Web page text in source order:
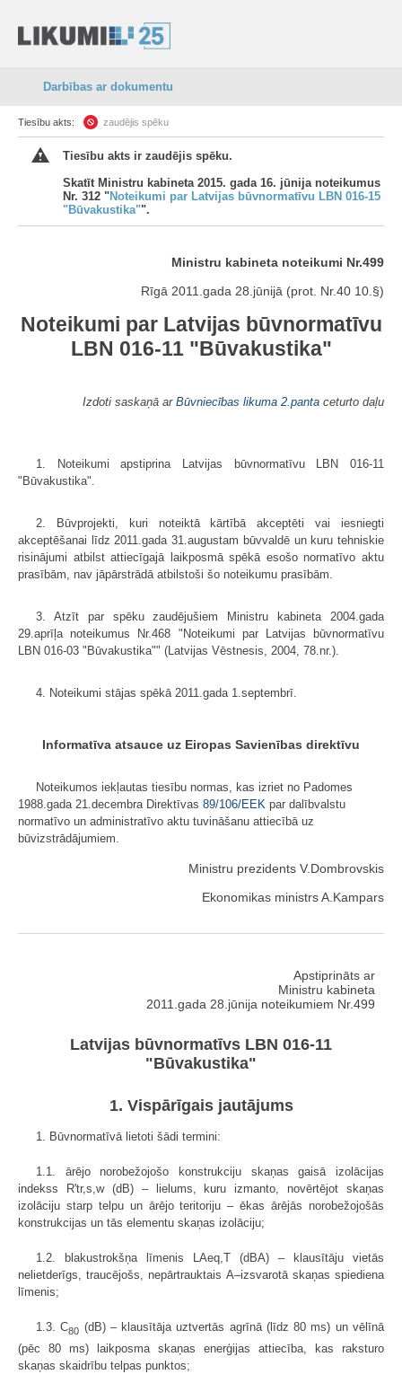
Darbības ar dokumentu
Tiesību akts: zaudējis spēku
Tiesību akts ir zaudējis spēku.
Skatīt Ministru kabineta 2015. gada 16. jūnija noteikumus
Nr. 312 "Noteikumi par Latvijas būvnormatīvu LBN 016-15
"Būvakustika"".
Ministru kabineta noteikumi Nr.499
Rīgā 2011.gada 28.jūnijā (prot. Nr.40 10.§)
Noteikumi par Latvijas būvnormatīvu
LBN 016-11 "Būvakustika"
Izdoti saskaņā ar Būvniecības likuma 2.panta ceturto daļu
1. Noteikumi apstiprina Latvijas būvnormatīvu LBN 016-11
"Būvakustika".
2. Būvprojekti, kuri noteiktā kārtībā akceptēti vai iesniegti
akceptēšanai līdz 2011.gada 31.augustam būvvaldē un kuru tehniskie
risinājumi atbilst attiecīgajā laikposmā spēkā esošo normatīvo aktu
prasībām, nav jāpārstrādā atbilstoši šo noteikumu prasībām.
3. Atzīt par spēku zaudējušiem Ministru kabineta 2004.gada
29.aprīļa noteikumus Nr.468 "Noteikumi par Latvijas būvnormatīvu
LBN 016-03 "Būvakustika"" (Latvijas Vēstnesis, 2004, 78.nr.).
4. Noteikumi stājas spēkā 2011.gada 1.septembrī.
Informatīva atsauce uz Eiropas Savienības direktīvu
Noteikumos iekļautas tiesību normas, kas izriet no Padomes
1988.gada 21.decembra Direktīvas 89/106/EEK par dalībvalstu
normatīvo un administratīvo aktu tuvināšanu attiecībā uz
būvizstrādājumiem.
Ministru prezidents V.Dombrovskis
Ekonomikas ministrs A.Kampars
Apstiprināts ar
Ministru kabineta
2011.gada 28.jūnija noteikumiem Nr.499
Latvijas būvnormatīvs LBN 016-11
"Būvakustika"
1. Vispārīgais jautājums
1. Būvnormatīvā lietoti šādi termini:
1.1. ārējo norobežojošo konstrukciju skaņas gaisā izolācijas
indekss R'tr,s,w (dB) – lielums, kuru izmanto, novērtējot skaņas
izolāciju starp telpu un ārējo teritoriju – ēkas ārējās norobežojošās
konstrukcijas un tās elementu skaņas izolāciju;
1.2. blakustrokšņa līmenis LAeq,T (dBA) – klausītāju vietās
nelietderīgs, traucējošs, nepārtrauktais A–izsvarotā skaņas spiediena
līmenis;
1.3. C80 (dB) – klausītāja uztvertās agrīnā (līdz 80 ms) un vēlīnā
(pēc 80 ms) laikposma skaņas enerģijas attiecība, kas raksturo
skaņas skaidrību telpas punktos;